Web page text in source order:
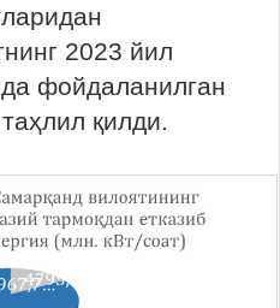
2023 йил
фойдаланилган
қилди.